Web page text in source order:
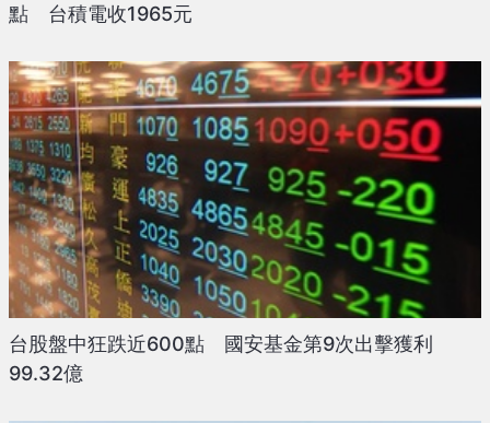
點 台積電收1965元
台股盤中狂跌近600點 國安基金第9次出擊獲利
99.32億